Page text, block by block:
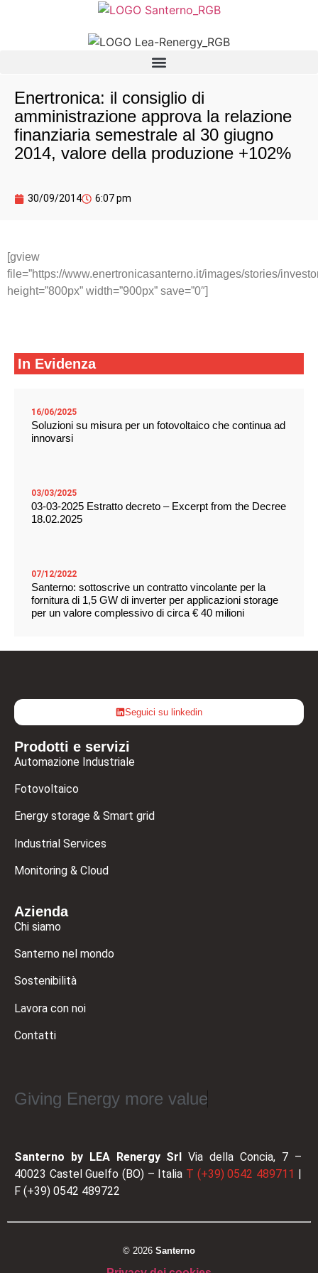
Enertronica: il consiglio di
amministrazione approva la relazione
finanziaria semestrale al 30 giugno
2014, valore della produzione +102%
30/09/2014 6:07 pm
[gview
file=”https://www.enertronicasanterno.it/images/stories/
height=”800px” width=”900px” save=”0″]
In Evidenza
16/06/2025
Soluzioni su misura per un fotovoltaico che continua ad
innovarsi
03/03/2025
03-03-2025 Estratto decreto – Excerpt from the Decree
18.02.2025
07/12/2022
Santerno: sottoscrive un contratto vincolante per la
fornitura di 1,5 GW di inverter per applicazioni storage
per un valore complessivo di circa € 40 milioni
Seguici su linkedin
Prodotti e servizi
Automazione Industriale
Fotovoltaico
Energy storage & Smart grid
Industrial Services
Monitoring & Cloud
Azienda
Chi siamo
Santerno nel mondo
Sostenibilità
Lavora con noi
Contatti
Giving Energy more value
Santerno by LEA Renergy SrlVia della Concia, 7 –
40023 Castel Guelfo (BO) – Italia T (+39) 0542 489711 |
F (+39) 0542 489722
© 2026 Santerno